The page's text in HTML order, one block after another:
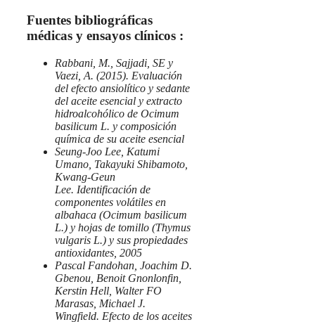
Fuentes bibliográficas
médicas y ensayos clínicos :
Rabbani, M., Sajjadi, SE y
Vaezi, A. (2015). Evaluación
del efecto ansiolítico y sedante
del aceite esencial y extracto
hidroalcohólico de Ocimum
basilicum L. y composición
química de su aceite esencial
Seung-Joo Lee, Katumi
Umano, Takayuki Shibamoto,
Kwang-Geun
Lee. Identificación de
componentes volátiles en
albahaca (Ocimum basilicum
L.) y hojas de tomillo (Thymus
vulgaris L.) y sus propiedades
antioxidantes, 2005
Pascal Fandohan, Joachim D.
Gbenou, Benoit Gnonlonfin,
Kerstin Hell, Walter FO
Marasas, Michael J.
Wingfield. Efecto de los aceites